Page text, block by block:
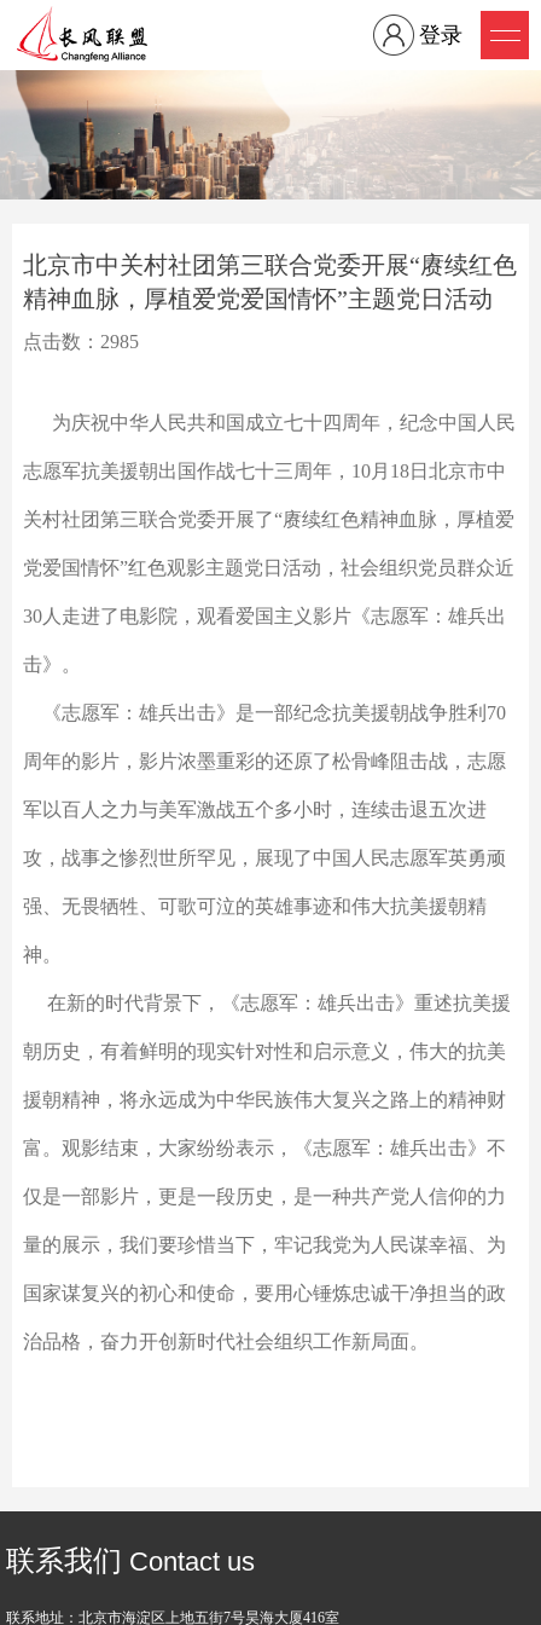
登录
北京市中关村社团第三联合党委开展“赓续红色
精神血脉，厚植爱党爱国情怀”主题党日活动
点击数：2985
为庆祝中华人民共和国成立七十四周年，纪念中国人民
志愿军抗美援朝出国作战七十三周年，10月18日北京市中
关村社团第三联合党委开展了“赓续红色精神血脉，厚植爱
党爱国情怀”红色观影主题党日活动，社会组织党员群众近
30人走进了电影院，观看爱国主义影片《志愿军：雄兵出
击》。
《志愿军：雄兵出击》是一部纪念抗美援朝战争胜利70
周年的影片，影片浓墨重彩的还原了松骨峰阻击战，志愿
军以百人之力与美军激战五个多小时，连续击退五次进
攻，战事之惨烈世所罕见，展现了中国人民志愿军英勇顽
强、无畏牺牲、可歌可泣的英雄事迹和伟大抗美援朝精
神。
在新的时代背景下，《志愿军：雄兵出击》重述抗美援
朝历史，有着鲜明的现实针对性和启示意义，伟大的抗美
援朝精神，将永远成为中华民族伟大复兴之路上的精神财
富。观影结束，大家纷纷表示，《志愿军：雄兵出击》不
仅是一部影片，更是一段历史，是一种共产党人信仰的力
量的展示，我们要珍惜当下，牢记我党为人民谋幸福、为
国家谋复兴的初心和使命，要用心锤炼忠诚干净担当的政
治品格，奋力开创新时代社会组织工作新局面。
联系我们 Contact us
联系地址：北京市海淀区上地五街7号昊海大厦416室